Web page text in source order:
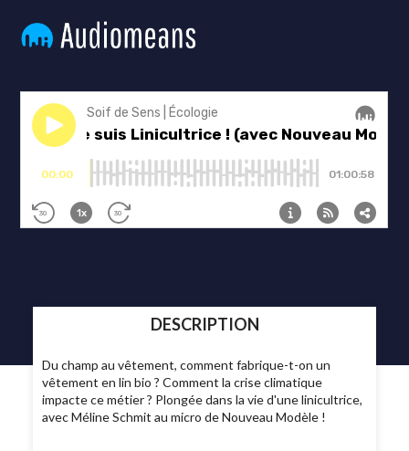
DESCRIPTION
Du champ au vêtement, comment fabrique-t-on un
vêtement en lin bio ? Comment la crise climatique
impacte ce métier ? Plongée dans la vie d'une linicultrice,
avec Méline Schmit au micro de Nouveau Modèle !